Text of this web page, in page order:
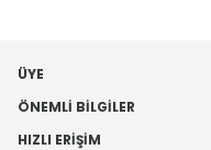
ÜYE
ÖNEMLI BILGILER
HIZLI ERIŞIM